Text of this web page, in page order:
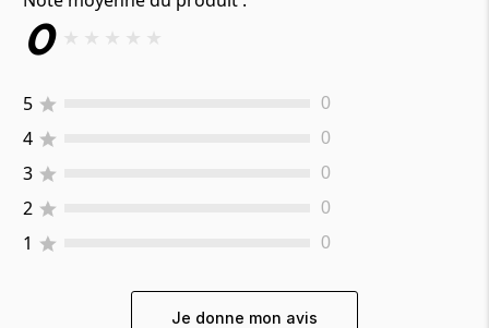
0 ★ ★ ★ ★ ★
5 0
4 0
3 0
2 0
1 0
Je donne mon avis